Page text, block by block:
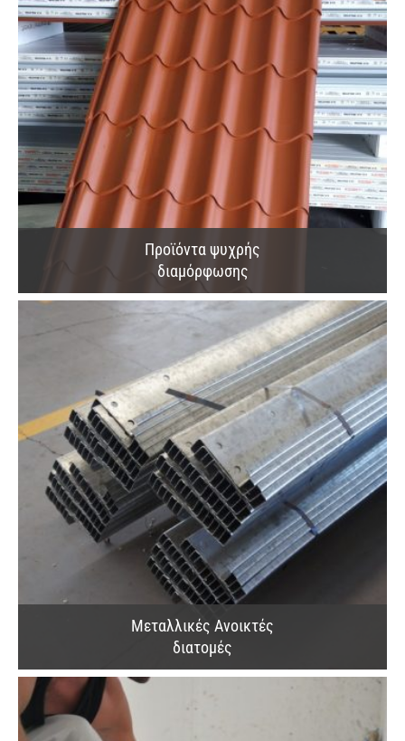
Προϊόντα ψυχρής
διαμόρφωσης
Μεταλλικές Ανοικτές
διατομές